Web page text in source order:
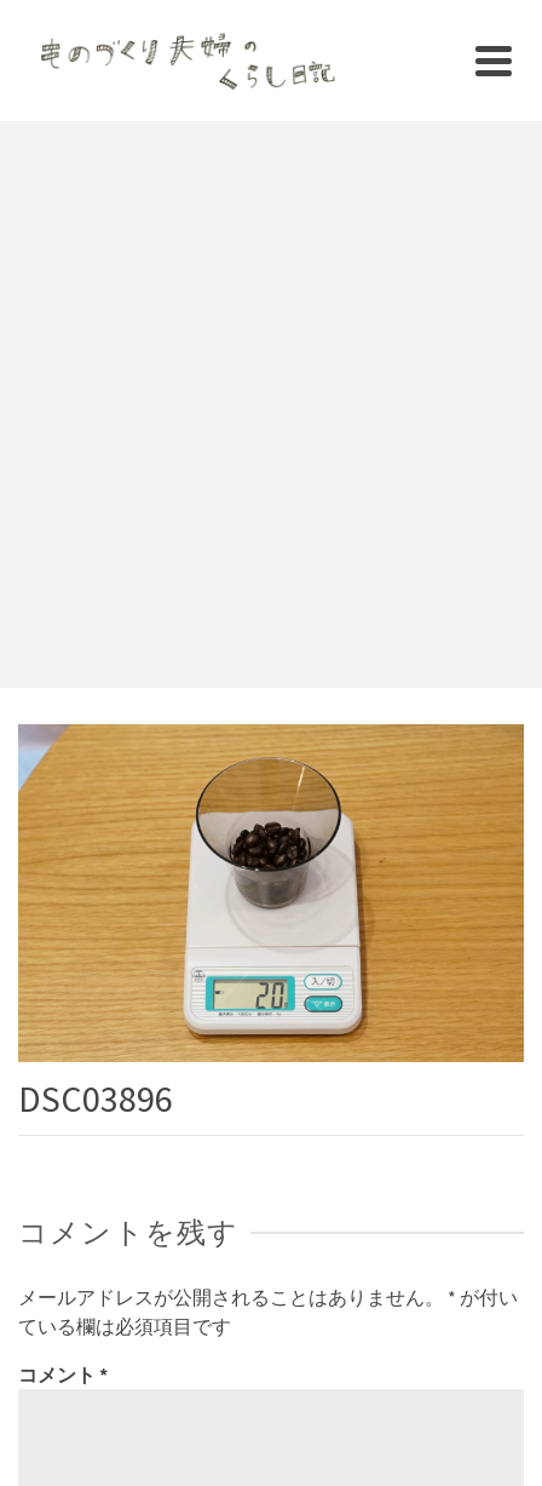
DSC03896
コメントを残す
メールアドレスが公開されることはありません。 * が付い
ている欄は必須項目です
コメント *